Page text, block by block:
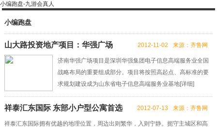
小编跑盘-九游会真人
小编跑盘
山大路投资地产项目：华强广场 来源：齐鲁网
2012-11-02
济南华强广场项目是深圳华强集团电子信息高端服务业全国
战略布局的重要组成部分。项目将按照高起点、高标准的要
求规划建设成为山东省电子信息高端服务业基地[详细]
祥泰汇东国际 东部小户型公寓首选 来源：齐鲁网
2012-07-13
祥泰汇东国际拥有优越的地理位置，周边出则繁华，入则宁静。扼守主城区和高